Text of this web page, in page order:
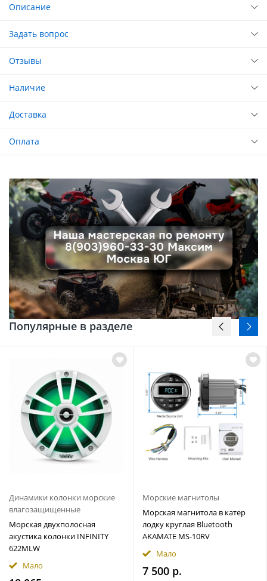
Описание
Задать вопрос
Отзывы
Наличие
Доставка
Оплата
Популярные в разделе
Динамики колонки морские
влагозащищенные
Морская двухполосная
акустика колонки INFINITY
622MLW
Мало
Морские магнитолы
Морская магнитола в катер
лодку круглая Bluetooth
AKAMATE MS-10RV
Мало
7 500 р.